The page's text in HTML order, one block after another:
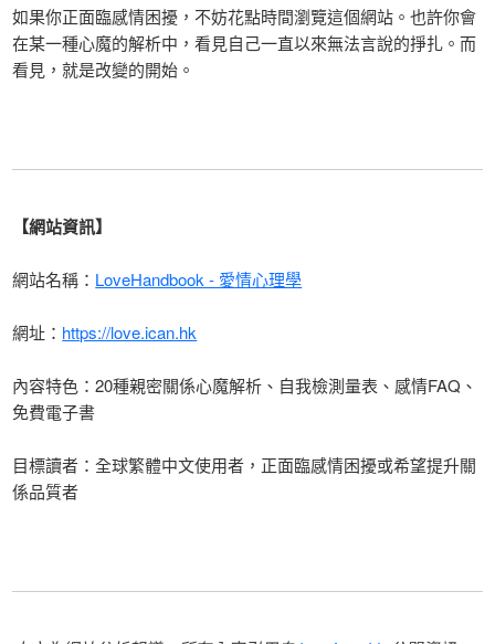
如果你正面臨感情困擾，不妨花點時間瀏覽這個網站。也許你會
在某一種心魔的解析中，看見自己一直以來無法言說的掙扎。而
看見，就是改變的開始。
【網站資訊】
網站名稱： LoveHandbook - 愛情心理學
網址： https://love.ican.hk
內容特色：20種親密關係心魔解析、自我檢測量表、感情FAQ、
免費電子書
目標讀者：全球繁體中文使用者，正面臨感情困擾或希望提升關
係品質者